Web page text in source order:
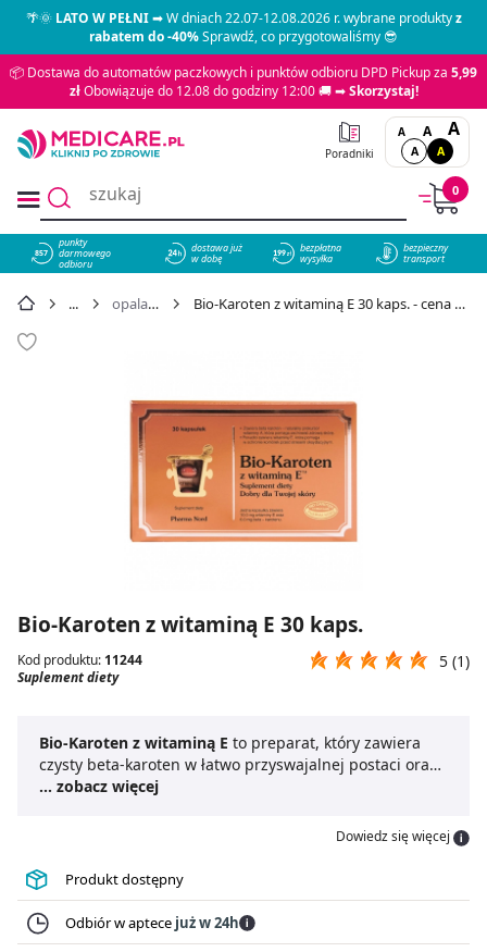
🌴🌞LATO W PEŁNI➡ W dniach 22.07-12.08.2026 r. wybrane produktyz
rabatem do -40%Sprawdź, co przygotowaliśmy 😎
📦 Dostawa do automatów paczkowych i punktów odbioru DPD Pickup za 5,99
złObowiązuje do 12.08 do godziny 12:00 🚚 ➡Skorzystaj!
Poradniki
A A A
A A
0
857
punkty
darmowego
odbioru
dostawa już
w dobę
bezpłatna
wysyłka
bezpieczny
transport
opalanie Bio-Karoten z witaminą E 30 kaps. - cena 29,49 zł
Bio-Karoten z witaminą E 30 kaps.
Kod produktu: 11244
Suplement diety
5 (1)
Bio-Karoten z witaminą E to preparat, który zawiera
czysty beta-karoten w łatwo przyswajalnej postaci oraz
witaminę E. To suplement pozwalający utrzymać piękna
Bio-Karoten z witaminą E
zapewnia prawidłowe funkcjonowanie wzroku. Ponadto
wspiera funkcjonowanie układu odpornościowego.
Preparat przeznaczony jest dla osób dorosłych.
... zobacz więcej
Dowiedz się więcej
Produkt dostępny
Odbiór w aptece już w 24h